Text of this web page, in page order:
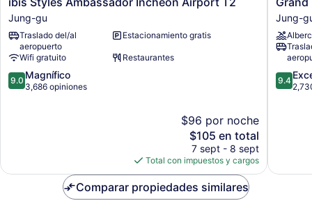
Styles
Ambassador
Incheon
Airport
T2
Jung-
gu
Jung-gu
Traslado del/al
aeropuerto
Estacionamiento gratis
Wifi gratuito Restaurantes
9.0
de
9.0 Magnífico
3,686 opiniones
$96 por noche
El
precio
actual
es
de
$105
$105 en total
7 sept - 8 sept
Total con impuestos y cargos
Hyatt
Incheon
Jung-
gu
Jung-
9.4
de
9.4
Comparar propiedades similares